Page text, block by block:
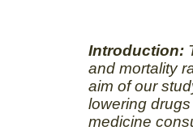
Introduction:
and mortality
aim of our
lowering
medicine